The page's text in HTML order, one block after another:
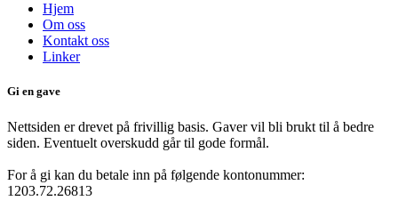
Hjem
Om oss
Kontakt oss
Linker
Gi en gave
Nettsiden er drevet på frivillig basis. Gaver vil bli brukt til å bedre
siden. Eventuelt overskudd går til gode formål.
For å gi kan du betale inn på følgende kontonummer:
1203.72.26813